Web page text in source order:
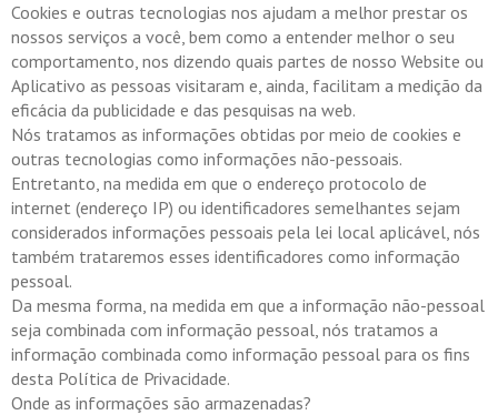
Cookies e outras tecnologias nos ajudam a melhor prestar os
nossos serviços a você, bem como a entender melhor o seu
comportamento, nos dizendo quais partes de nosso Website ou
Aplicativo as pessoas visitaram e, ainda, facilitam a medição da
eficácia da publicidade e das pesquisas na web.
Nós tratamos as informações obtidas por meio de cookies e
outras tecnologias como informações não-pessoais.
Entretanto, na medida em que o endereço protocolo de
internet (endereço IP) ou identificadores semelhantes sejam
considerados informações pessoais pela lei local aplicável, nós
também trataremos esses identificadores como informação
pessoal.
Da mesma forma, na medida em que a informação não-pessoal
seja combinada com informação pessoal, nós tratamos a
informação combinada como informação pessoal para os fins
desta Política de Privacidade.
Onde as informações são armazenadas?